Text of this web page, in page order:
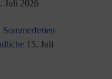
Juli 2026
Sommerferien
15. Juli